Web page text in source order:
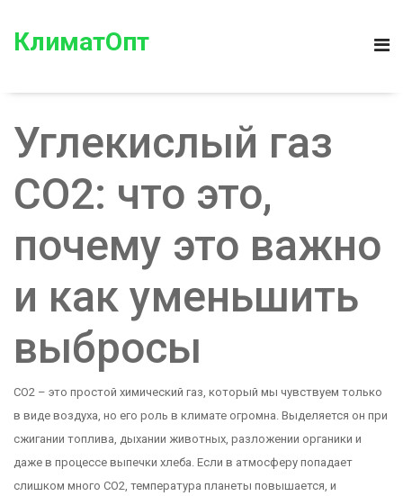
КлиматОпт
Углекислый газ
CO2: что это,
почему это важно
и как уменьшить
выбросы
CO2 – это простой химический газ, который мы чувствуем только
в виде воздуха, но его роль в климате огромна. Выделяется он при
сжигании топлива, дыхании животных, разложении органики и
даже в процессе выпечки хлеба. Если в атмосферу попадает
слишком много CO2, температура планеты повышается, и